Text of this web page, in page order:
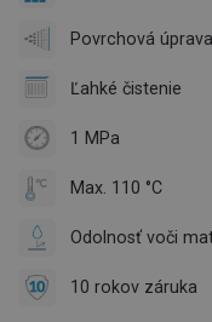
Povrchová
Ľahké čistenie
1 MPa
Max. 110 °C
Odolnosť voči
10 rokov záruka